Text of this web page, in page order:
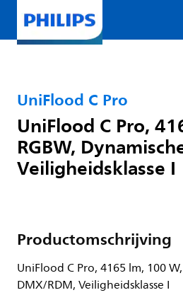
UniFlood C Pro
UniFlood C Pro,
RGBW,
Veiligheidsklasse I
Productomschrijving
UniFlood C Pro, 4165 lm, 100
DMX/RDM, Veiligheidsklasse I